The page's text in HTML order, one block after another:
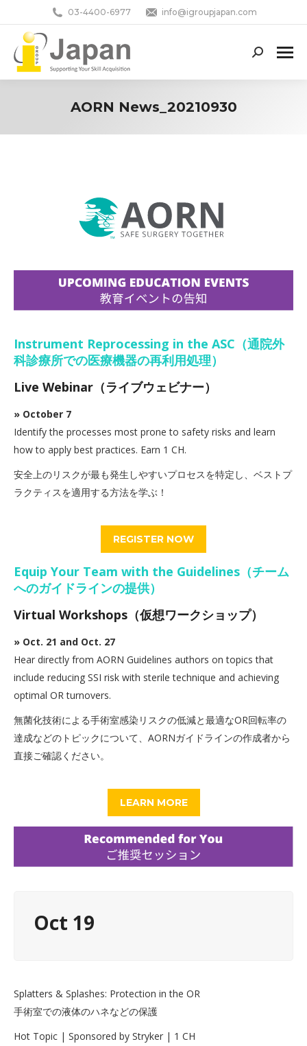
03-4400-6977 info@igroupjapan.com
Search:
AORN News_20210930
Instrument Reprocessing in the ASC（通院外
科診療所での医療機器の再利用処理）
Live Webinar（ライブウェビナー）
» October 7
Identify the processes most prone to safety risks and learn
how to apply best practices. Earn 1 CH.
安全上のリスクが最も発生しやすいプロセスを特定し、ベストプ
ラクティスを適用する方法を学ぶ！
REGISTER NOW
Equip Your Team with the Guidelines（チーム
へのガイドラインの提供）
Virtual Workshops（仮想ワークショップ）
» Oct. 21 and Oct. 27
Hear directly from AORN Guidelines authors on topics that
include reducing SSI risk with sterile technique and achieving
optimal OR turnovers.
無菌化技術による手術室感染リスクの低減と最適なOR回転率の
達成などのトピックについて、AORNガイドラインの作成者から
直接ご確認ください。
LEARN MORE
Oct 19
Splatters & Splashes: Protection in the OR
手術室での液体のハネなどの保護
Hot Topic | Sponsored by Stryker | 1 CH